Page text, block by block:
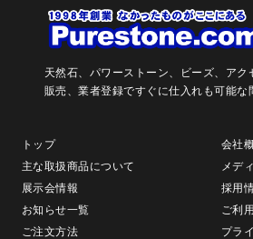
天然石、パワーストーン、ビーズ、アク
販売、業者登録ですぐに仕入れも可能な
トップ
会社
主な取扱商品について
メデ
展示会情報
採用
お知らせ一覧
ご利
ご注文方法
プラ